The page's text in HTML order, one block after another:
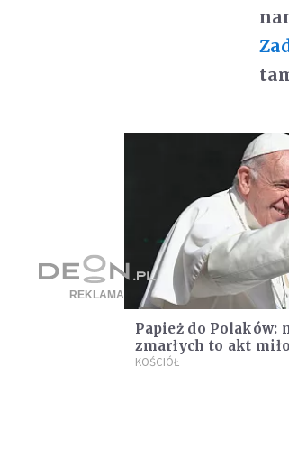
Papież do Polaków:
zmarłych to akt
KOŚCIÓŁ